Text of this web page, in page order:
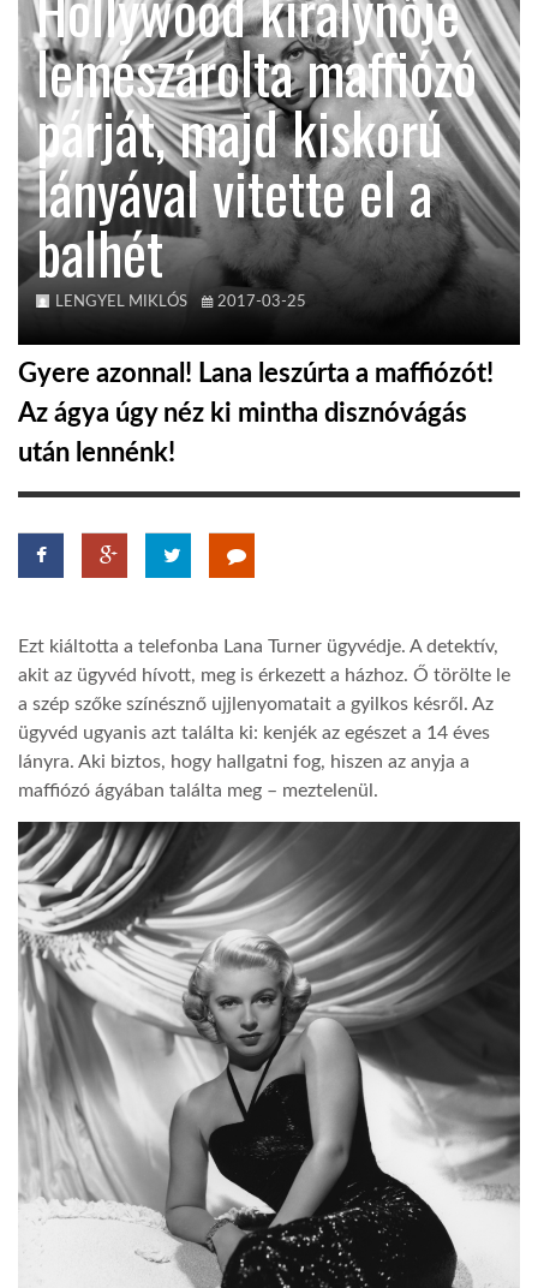
TROPICALMAGAZIN
GLOBOTV
AFRIKA TUDÁSTÁR
A NAP SZÉPE
LINKTR.EE
GLOBOZSARU
DOBRAVERO.HU
GLOBOBOOK
lemészárolta maffiózó
párját, majd kiskorú
lányával vitette el a
balhét
LENGYEL MIKLÓS 2017-03-25
Gyere azonnal! Lana leszúrta a maffiózót!
Az ágya úgy néz ki mintha disznóvágás
után lennénk!
Ezt kiáltotta a telefonba Lana Turner ügyvédje. A detektív,
akit az ügyvéd hívott, meg is érkezett a házhoz. Ő törölte le
a szép szőke színésznő ujjlenyomatait a gyilkos késről. Az
ügyvéd ugyanis azt találta ki: kenjék az egészet a 14 éves
lányra. Aki biztos, hogy hallgatni fog, hiszen az anyja a
maffiózó ágyában találta meg – meztelenül.